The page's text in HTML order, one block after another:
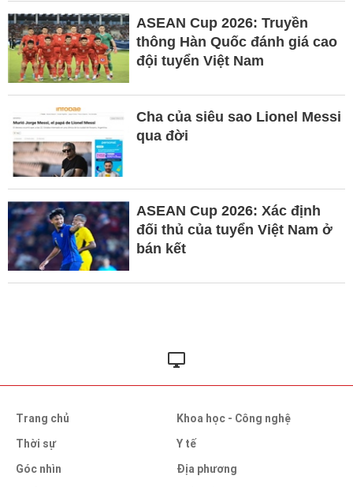
ASEAN Cup 2026: Truyền
thông Hàn Quốc đánh giá cao
đội tuyển Việt Nam
Cha của siêu sao Lionel Messi
qua đời
ASEAN Cup 2026: Xác định
đối thủ của tuyển Việt Nam ở
bán kết
Trang chủ
Thời sự
Góc nhìn
Khoa học - Công nghệ
Y tế
Địa phương